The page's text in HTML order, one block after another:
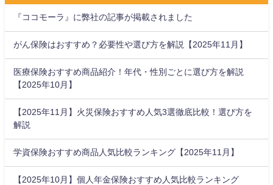
『ココモーラ』に弊社の記事が掲載されました
がん保険はおすすめ？必要性や選び方を解説【2025年11月】
医療保険おすすめ商品紹介！年代・性別ごとに選び方を解説
【2025年10月】
【2025年11月】火災保険おすすめ人気3選徹底比較！選び方を
解説
学資保険おすすめ商品人気比較ランキング【2025年11月】
【2025年10月】個人年金保険おすすめ人気比較ランキング